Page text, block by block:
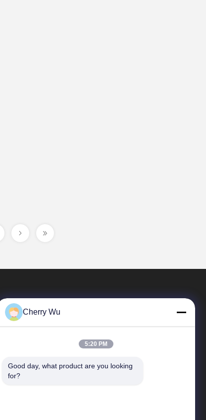
Szybkie linki
Cherry Wu
5:20 PM
Good day, what product are you looking
for?